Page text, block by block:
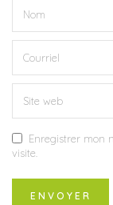
Enregistrer mon
visite.